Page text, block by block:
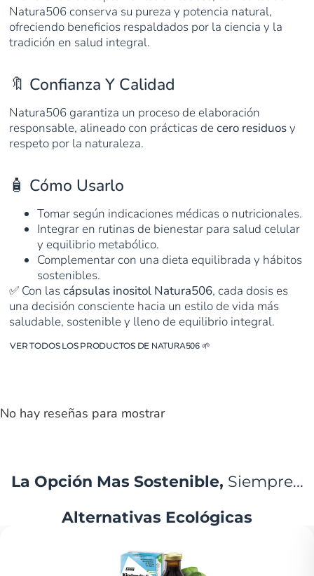
Natura506 conserva su pureza y potencia natural,
ofreciendo beneficios respaldados por la ciencia y la
tradición en salud integral.
🔖 Confianza Y Calidad
Natura506 garantiza un proceso de elaboración
responsable, alineado con prácticas decero residuosy
respeto por la naturaleza.
🧴 Cómo Usarlo
Tomar según indicaciones médicas o nutricionales.
Integrar en rutinas de bienestar para salud celular
y equilibrio metabólico.
Complementar con una dieta equilibrada y hábitos
sostenibles.
✅ Con lascápsulas inositol Natura506, cada dosis es
una decisión consciente hacia un estilo de vida más
saludable, sostenible y lleno de equilibrio integral.
VER TODOS LOS PRODUCTOS DE NATURA506🌱
No hay reseñas para mostrar
La Opción Mas Sostenible, Siempre...
Alternativas Ecológicas